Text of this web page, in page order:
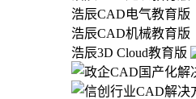
浩辰CAD电气教育版
浩辰CAD机械教育版
浩辰3D Cloud教育版